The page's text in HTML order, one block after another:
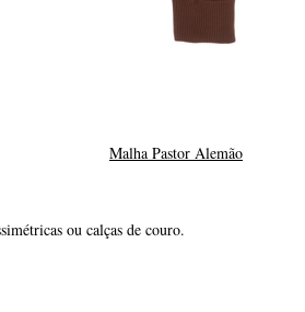
Malha Pastor Alemão
ou calças de couro.